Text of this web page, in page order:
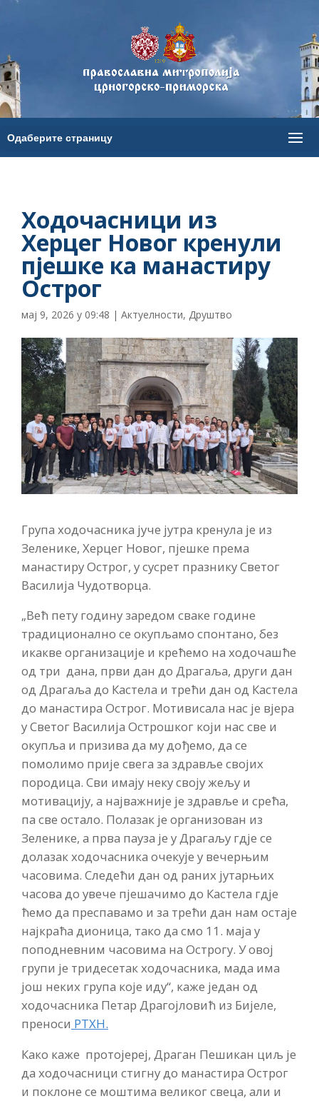
Ходочасници из
Херцег Новог кренули
пјешке ка манастиру
Острог
мај 9, 2026 у 09:48 | Актуелности, Друштво
Група ходочасника јуче јутра кренула је из
Зеленике, Херцег Новог, пјешке према
манастиру Острог, у сусрет празнику Светог
Василија Чудотворца.
„Већ пету годину заредом сваке године
традиционално се окупљамо спонтано, без
икакве организације и крећемо на ходочашће
од три дана, први дан до Драгаља, други дан
од Драгаља до Кастела и трећи дан од Кастела
до манастира Острог. Мотивисала нас је вјера
у Светог Василија Острошког који нас све и
окупља и призива да му дођемо, да се
помолимо прије свега за здравље својих
породица. Сви имају неку своју жељу и
мотивацију, а најважније је здравље и срећа,
па све остало. Полазак је организован из
Зеленике, а прва пауза је у Драгаљу гдје се
долазак ходочасника очекује у вечерњим
часовима. Следећи дан од раних јутарњих
часова до увече пјешачимо до Кастела гдје
ћемо да преспавамо и за трећи дан нам остаје
најкраћа дионица, тако да смо 11. маја у
поподневним часовима на Острогу. У овој
групи је тридесетак ходочасника, мада има
још неких група које иду“, каже један од
ходочасника Петар Драгојловић из Бијеле,
преноси РТХН.
Како каже протојереј, Драган Пешикан циљ је
да ходочасници стигну до манастира Острог
и поклоне се моштима великог свеца, али и